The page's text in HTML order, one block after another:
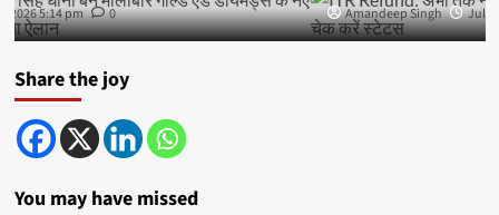
Amandeep Singh July 22, 2026 12:13 pm 0
Share the joy
You may have missed